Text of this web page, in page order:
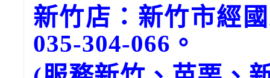
新竹店：新竹市經
035-304-066。